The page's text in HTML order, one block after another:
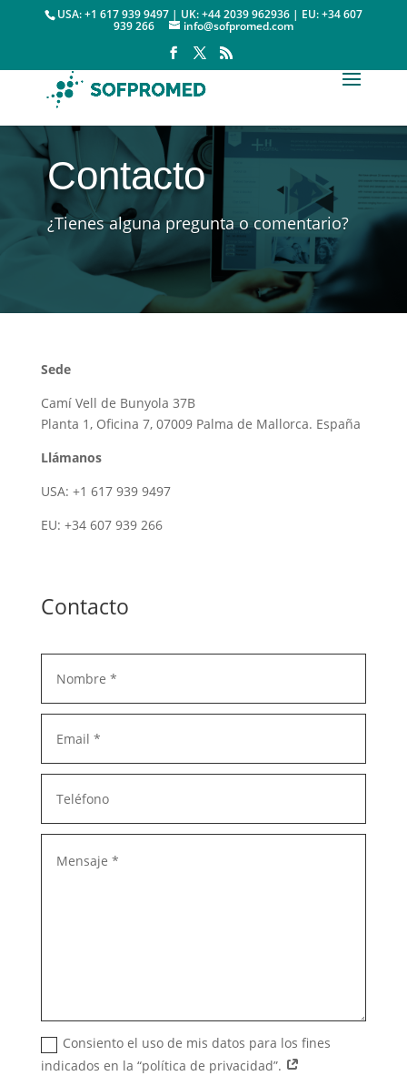
USA: +1 617 939 9497 | UK: +44 2039 962936 | EU: +34 607
939 266 info@sofpromed.com
Contacto
¿Tienes alguna pregunta o comentario?
Sede
Camí Vell de Bunyola 37B
Planta 1, Oficina 7, 07009 Palma de Mallorca. España
Llámanos
USA: +1 617 939 9497
EU: +34 607 939 266
Contacto
Consiento el uso de mis datos para los fines
indicados en la “política de privacidad”.